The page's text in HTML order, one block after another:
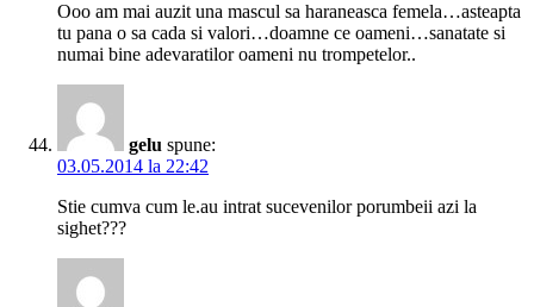
Ooo am mai auzit una mascul sa haraneasca femela…asteapta
tu pana o sa cada si valori…doamne ce oameni…sanatate si
numai bine adevaratilor oameni nu trompetelor..
gelu spune:
03.05.2014 la 22:42
Stie cumva cum le.au intrat sucevenilor porumbeii azi la
sighet???